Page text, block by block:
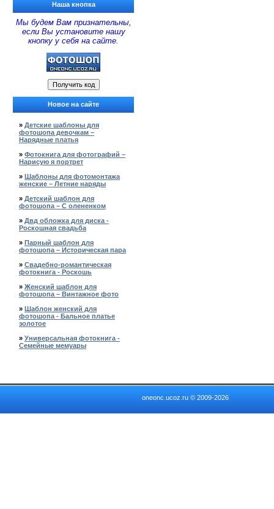
Наша кнопка
Мы будем Вам признательны,
если Вы установите нашу
кнопку у себя на сайте.
Новое на сайте
» Детские шаблоны для
фотошопа девочкам –
Нарядные платья
» Фотокнига для фотографий –
Нарисую я портрет
» Шаблоны для фотомонтажа
женские – Летние наряды
» Детский шаблон для
фотошопа – С олененком
» Двд обложка для диска -
Роскошная свадьба
» Парный шаблон для
фотошопа – Историческая пара
» Свадебно-романтическая
фотокнига - Роскошь
» Женский шаблон для
фотошопа – Винтажное фото
» Шаблон женский для
фотошопа - Бальное платье
золотое
» Универсальная фотокнига -
Семейные мемуары
oneonc.ucoz.ru © 2009-2026